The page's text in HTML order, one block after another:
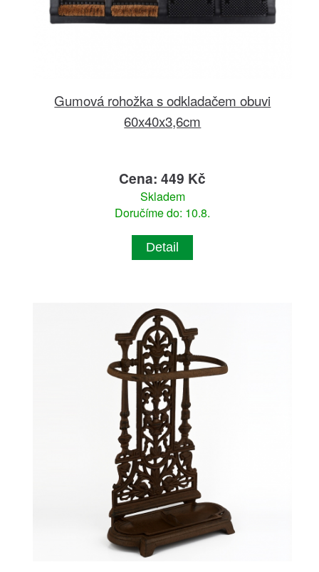
Gumová rohožka s odkladačem obuvi
60x40x3,6cm
Cena: 449 Kč
Skladem
Doručíme do: 10.8.
Detail